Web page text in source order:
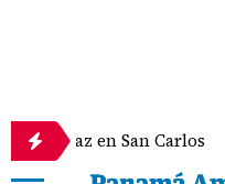
en San Carlos